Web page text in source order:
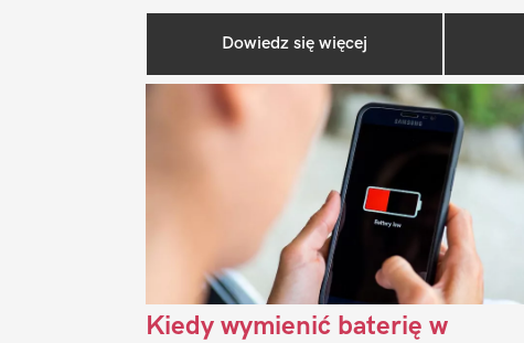
Dowiedz się więcej
Kiedy wymienić baterię w